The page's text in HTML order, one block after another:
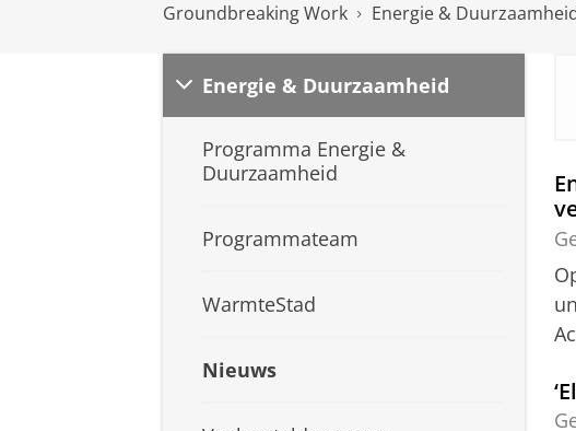
Groundbreaking Work Energie &
Energie & Duurzaamheid
Programma Energie &
Duurzaamheid
Programmateam
WarmteStad
Nieuws